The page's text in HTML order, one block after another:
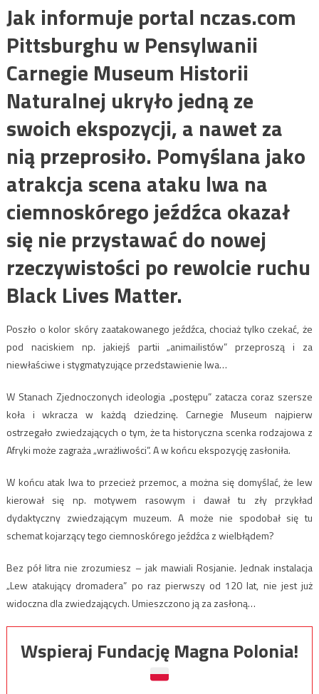
Jak informuje portal nczas.com
Pittsburghu w Pensylwanii
Carnegie Museum Historii
Naturalnej ukryło jedną ze
swoich ekspozycji, a nawet za
nią przeprosiło. Pomyślana jako
atrakcja scena ataku lwa na
ciemnoskórego jeźdźca okazał
się nie przystawać do nowej
rzeczywistości po rewolcie ruchu
Black Lives Matter.
Poszło o kolor skóry zaatakowanego jeźdźca, chociaż tylko czekać, że
pod naciskiem np. jakiejś partii „animailistów” przeproszą i za
niewłaściwe i stygmatyzujące przedstawienie lwa…
W Stanach Zjednoczonych ideologia „postępu” zatacza coraz szersze
koła i wkracza w każdą dziedzinę. Carnegie Museum najpierw
ostrzegało zwiedzających o tym, że ta historyczna scenka rodzajowa z
Afryki może zagraża „wrażliwości”. A w końcu ekspozycję zasłoniła.
W końcu atak lwa to przecież przemoc, a można się domyślać, że lew
kierował się np. motywem rasowym i dawał tu zły przykład
dydaktyczny zwiedzającym muzeum. A może nie spodobał się tu
schemat kojarzący tego ciemnoskórego jeźdźca z wielbłądem?
Bez pół litra nie zrozumiesz – jak mawiali Rosjanie. Jednak instalacja
„Lew atakujący dromadera” po raz pierwszy od 120 lat, nie jest już
widoczna dla zwiedzających. Umieszczono ją za zasłoną…
Wspieraj Fundację Magna Polonia!